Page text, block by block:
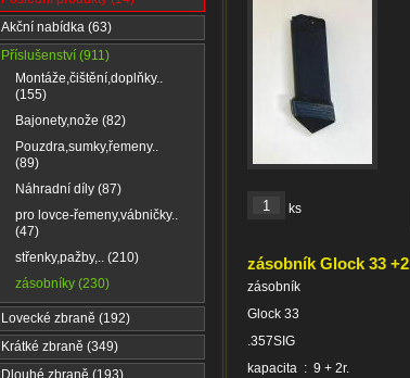
Akční nabídka (63)
Příslušenství (911)
Montáže,čištění,doplňky..
(155)
Bajonety,nože (82)
Pouzdra,sumky,řemeny..
(89)
Náhradní díly (87)
pro lovce-řemeny,vábničky..
(47)
střenky,pažby,.. (210)
zásobníky (230)
Lovecké zbraně (192)
Krátké zbraně (349)
Dlouhé zbraně (193)
ks
zásobník Glock 33 +2
zásobník
Glock 33
.357SIG
kapacita : 9 + 2r.